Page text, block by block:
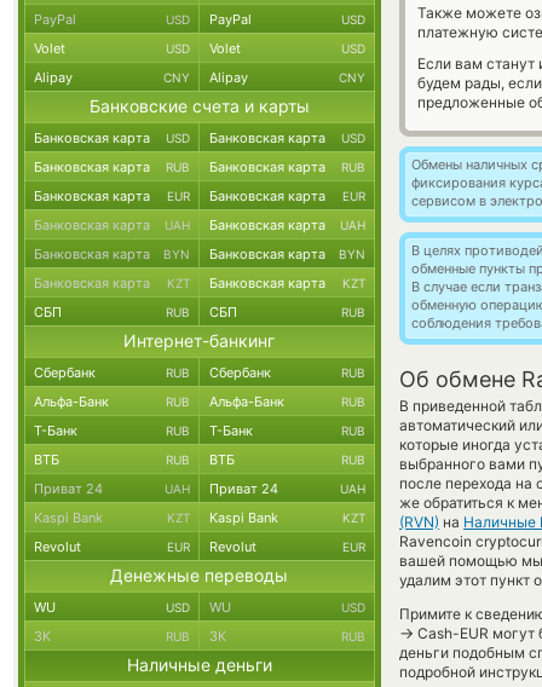
Также можете
платежную
Если вам
будем рады,
предложенные
Обмены наличных
фиксирования
сервисом в
В целях
обменные пункты
В случае если
обменную
соблюдения
Об обмене
В приведенной
автоматический
которые иногда
выбранного вами
после перехода на
же обратиться к
(RVN) на Наличные
Ravencoin
вашей помощью мы
удалим этот пункт
Примите к
→ Cash-EUR
деньги подобным
подробной
PayPal USD PayPal USD
Volet USD Volet USD
Alipay CNY Alipay CNY
Банковские счета и карты
Банковская карта USD Банковская карта USD
Банковская карта RUB Банковская карта RUB
Банковская карта EUR Банковская карта EUR
Банковская карта UAH Банковская карта UAH
Банковская карта BYN Банковская карта BYN
Банковская карта KZT Банковская карта KZT
СБП RUB СБП RUB
Интернет-банкинг
Сбербанк RUB Сбербанк RUB
Альфа-Банк RUB Альфа-Банк RUB
Т-Банк RUB Т-Банк RUB
ВТБ RUB ВТБ RUB
Приват 24 UAH Приват 24 UAH
Kaspi Bank KZT Kaspi Bank KZT
Revolut EUR Revolut EUR
Денежные переводы
WU USD WU USD
ЗК RUB ЗК RUB
Наличные деньги